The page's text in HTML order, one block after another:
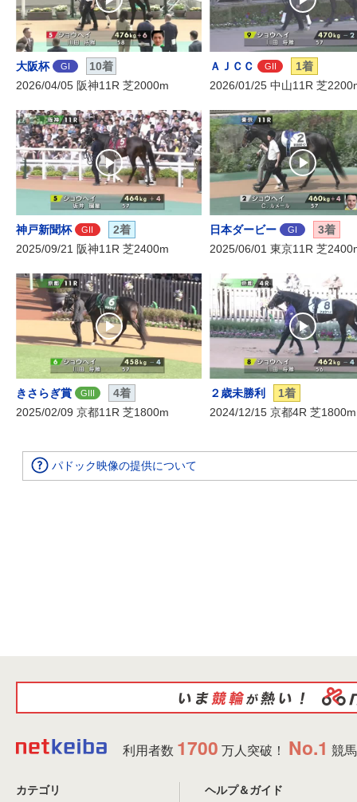
大阪杯 GI
10着
2026/04/05 阪神11R 芝2000m
ＡＪＣＣ GII
1着
2026/01/25 中山11R 芝
神戸新聞杯 GII
2着
2025/09/21 阪神11R 芝2400m
日本ダービー GI
3着
2025/06/01 東京11R 芝
きさらぎ賞 GIII
4着
2025/02/09 京都11R 芝1800m
２歳未勝利
1着
2024/12/15 京都4R 芝1800m
パドック映像の提供について
利用者数 1700 万人突破！ No.1 競
カテゴリ ヘルプ＆ガイド